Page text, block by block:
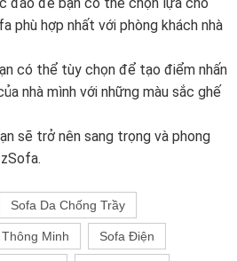
phù hợp nhất với phòng khách nhà
có thể tùy chọn để tạo điểm nhấn
nhà mình với những màu sắc ghế
sẽ trở nên sang trọng và phong
Sofa Da Chống Trầy
Minh Sofa Điện